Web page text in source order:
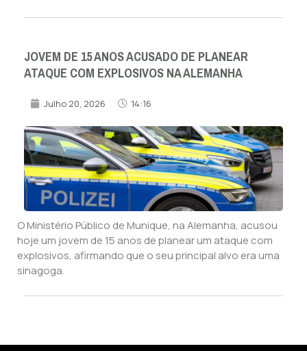
JOVEM DE 15 ANOS ACUSADO DE PLANEAR
ATAQUE COM EXPLOSIVOS NA ALEMANHA
Julho 20, 2026 14:16
O Ministério Público de Munique, na Alemanha, acusou
hoje um jovem de 15 anos de planear um ataque com
explosivos, afirmando que o seu principal alvo era uma
sinagoga.